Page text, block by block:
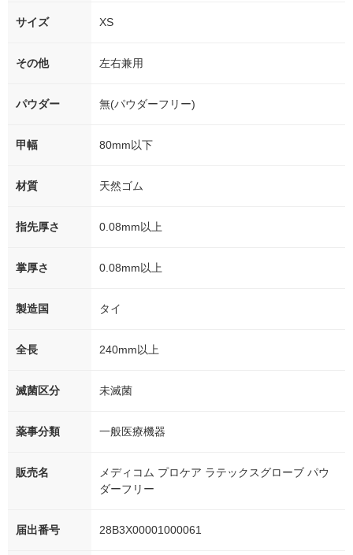
サイズ XS
その他 左右兼用
パウダー 無(パウダーフリー)
甲幅 80mm以下
材質 天然ゴム
指先厚さ 0.08mm以上
掌厚さ 0.08mm以上
製造国 タイ
全長 240mm以上
滅菌区分 未滅菌
薬事分類 一般医療機器
販売名
メディコム プロケア ラテックスグローブ パウ
ダーフリー
届出番号 28B3X00001000061